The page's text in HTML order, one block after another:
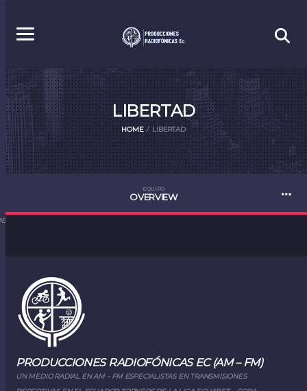
LIBERTAD
HOME LIBERTAD
EQUIPO
OVERVIEW
PRODUCCIONES RADIOFÓNICAS EC (AM – FM)
UN MEDIO RADIAL EN AM – FM ESPECIALISTAS EN TRANSMISIONES